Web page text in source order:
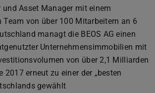
Asset Manager mit einem
von über 100 Mitarbeitern an 6
managt die BEOS AG einen
Unternehmensimmobilien mit
von über 2,1 Milliarden
2017 erneut zu einer der „besten
gewählt